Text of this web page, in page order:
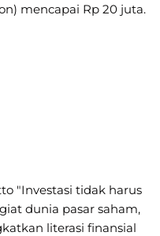
mencapai Rp 20 juta.
"Investasi tidak harus
dunia pasar saham,
literasi finansial